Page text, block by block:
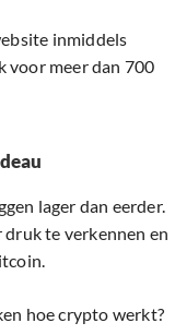
inmiddels
voor meer dan 700
lager dan eerder.
te verkennen en
hoe crypto werkt?